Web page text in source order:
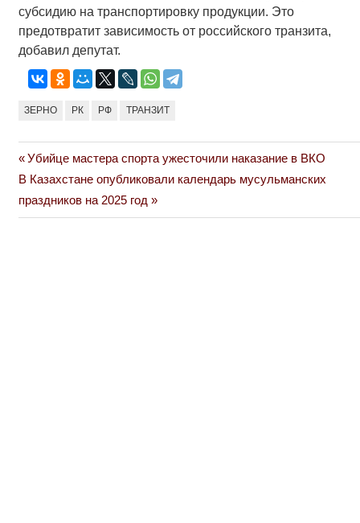
субсидию на транспортировку продукции. Это
предотвратит зависимость от российского транзита,
добавил депутат.
ЗЕРНО РК РФ ТРАНЗИТ
Навигация
по
Previous
Post:
Убийце мастера спорта ужесточили наказание в ВКО
Next
Post:
В Казахстане опубликовали календарь мусульманских
праздников на 2025 год